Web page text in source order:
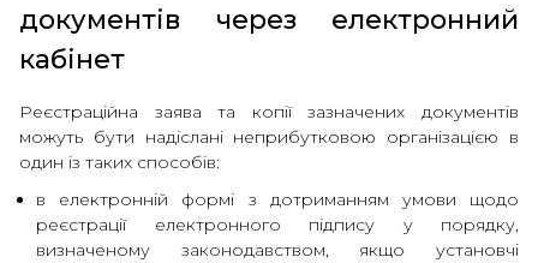
документів через електронний
кабінет
Реєстраційна заява та копії зазначених документів
можуть бути надіслані неприбутковою організацією в
один із таких способів:
в електронній формі з дотриманням умови щодо
реєстрації електронного підпису у порядку,
визначеному законодавством, якщо установчі